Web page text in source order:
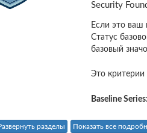
Security
Если это ваш
Статус
базовый
Это критерии
Baseline Series:
разделы Показать все